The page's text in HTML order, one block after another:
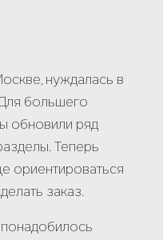
нуждалась в
большего
обновили ряд
Теперь
ориентироваться
заказ.